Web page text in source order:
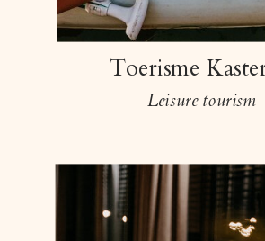
Toerisme
Leisure tourism